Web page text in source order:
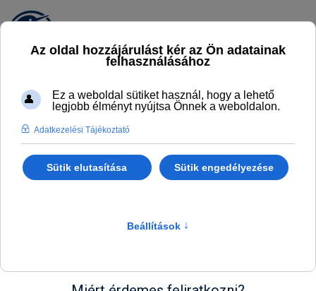
Iratkozz fel hírlevelünkre
és nyerd meg a Sarudi
Élménystrand családi
belépőjét a Tisza-tó